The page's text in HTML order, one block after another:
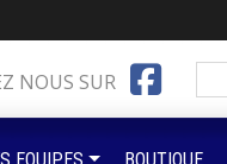
NOUS SUR